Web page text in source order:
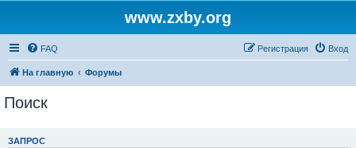
www.zxby.org
FAQ Вход
Регистрация
На главную Форумы
Поиск
ЗАПРОС